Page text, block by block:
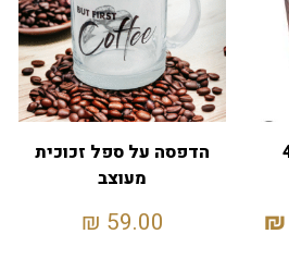
₪
הדפסה על ספל זכוכית
מעוצב
59.00
₪